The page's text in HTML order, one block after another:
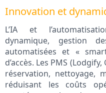
Innovation et
L’IA et
dynamique, gestion
automatisées et «
d’accès. Les PMS
réservation, nettoyage,
réduisant les coûts